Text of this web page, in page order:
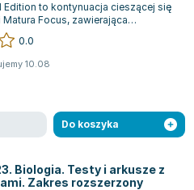
Edition to kontynuacja cieszącej się
Focus, zawierająca
elementy, które za...
0.0
10.08
Do koszyka
Biologia. Testy i arkusze z
Zakres rozszerzony